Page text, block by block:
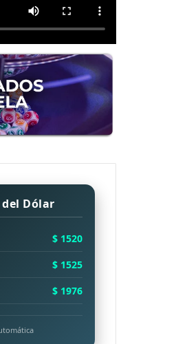
Dólar
$ 1520
$ 1525
$ 1976